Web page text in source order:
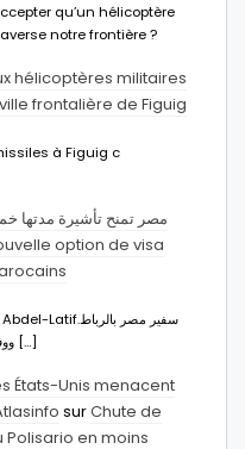
qu’un hélicoptère
notre frontière ?
hélicoptères militaires
frontalière de Figuig
à Figuig c
مصر تمنح تأشيرة مدتها
option de visa
ووفقا له، فإن هذا الإجراء يهدف إلى […]
États-Unis menacent
surChute de
Polisario en moins